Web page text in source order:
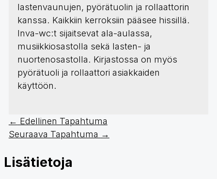
lastenvaunujen, pyörätuolin ja rollaattorin
kanssa. Kaikkiin kerroksiin pääsee hissillä.
Inva-wc:t sijaitsevat ala-aulassa,
musiikkiosastolla sekä lasten- ja
nuortenosastolla. Kirjastossa on myös
pyörätuoli ja rollaattori asiakkaiden
käyttöön.
← Edellinen Tapahtuma
Seuraava Tapahtuma →
Lisätietoja